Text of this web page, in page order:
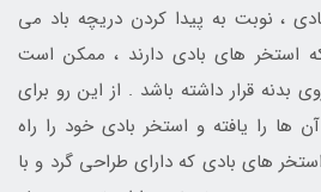
، نوبت به پیدا کردن دریچه باد می
استخر های بادی دارند ، ممکن است
بدنه قرار داشته باشد . از این رو برای
ها را یافته و استخر بادی خود را راه
های بادی که دارای طراحی گرد و با